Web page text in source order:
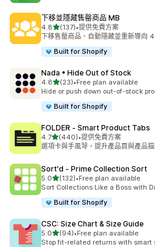
下移並隱藏售罄商品 MB
4.8滿分 5 顆星
(137)
共有 137 則評價
•提供免費方案
下移售罄商品、自動隱藏並重新導向
Built for Shopify
Nada • Hide Out of Stock
4.8滿分 5 顆星
(23)
共有 23 則評價
•Free plan available
Hide or push down out-of-stock
Built for Shopify
FOLDER ‑ Smart Product Tabs
4.7滿分 5 顆星
(440)
共有 440 則評價
•提供免費方案
選項卡與手風琴，提升產品頁與產品
Sort'd ‑ Prime Collection Sort
5.0滿分 5 顆星
(132)
共有 132 則評價
•Free plan available
Sort Collections Like a Boss with
Built for Shopify
CSC: Size Chart & Size Guide
5.0滿分 5 顆星
(94)
共有 94 則評價
•Free plan available
Stop fit-related returns with smart